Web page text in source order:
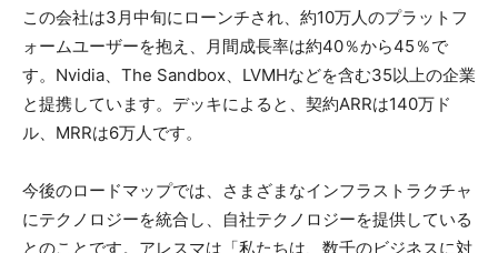
この会社は3月中旬にローンチされ、約10万人のプラットフ
ォームユーザーを抱え、月間成長率は約40％から45％で
す。Nvidia、The Sandbox、LVMHなどを含む35以上の企業
と提携しています。デッキによると、契約ARRは140万ド
ル、MRRは6万人です。
今後のロードマップでは、さまざまなインフラストラクチャ
にテクノロジーを統合し、自社テクノロジーを提供している
とのことです。アレスマは「私たちは、数千のビジネスに対